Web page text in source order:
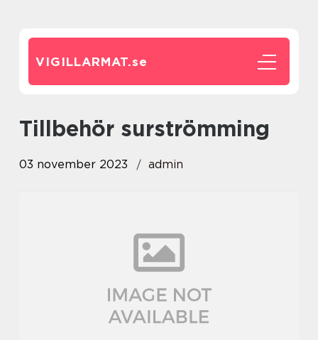
VIGILLARMAT.se
tillbehör surströmming
03 november 2023 admin